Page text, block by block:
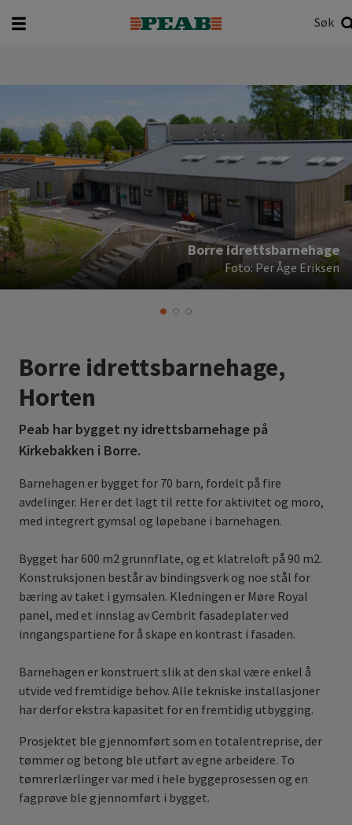
Søk
Borre idrettsbarnehage
Foto: Per Åge Eriksen
Borre idrettsbarnehage,
Horten
Peab har bygget ny idrettsbarnehage på
Kirkebakken i Borre.
Barnehagen er bygget for 70 barn, fordelt på fire
avdelinger. Her er det lagt til rette for aktivitet og moro,
med integrert gymsal og løpebane i barnehagen.
Bygget har 600 m2 grunnflate, og et klatreloft på 90 m2.
Konstruksjonen består av bindingsverk og noe stål for
bæring av taket i gymsalen. Kledningen er Møre Royal
panel, med et innslag av Cembrit fasadeplater ved
inngangspartiene for å skape en kontrast i fasaden.
Barnehagen er konstruert slik at den skal være enkel å
utvide ved fremtidige behov. Alle tekniske installasjoner
har derfor ekstra kapasitet for en fremtidig utbygging.
Prosjektet ble gjennomført som en totalentreprise, der
tømmer og betong ble utført av egne arbeidere. To
tømrerlærlinger var med i hele byggeprosessen og en
fagprøve ble gjennomført i bygget.